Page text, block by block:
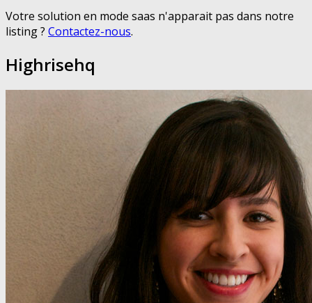
Votre solution en mode saas n'apparait pas dans notre
listing ? Contactez-nous.
Highrisehq